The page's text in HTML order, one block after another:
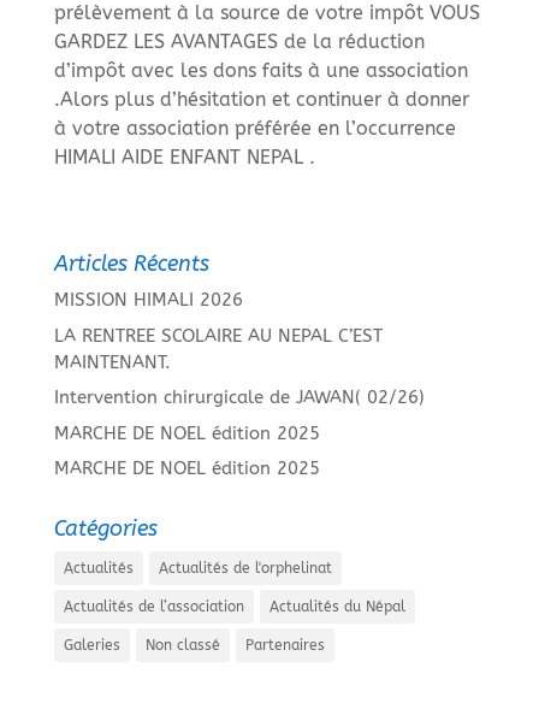
prélèvement à la source de votre impôt VOUS
GARDEZ LES AVANTAGES de la réduction
d’impôt avec les dons faits à une association
.Alors plus d’hésitation et continuer à donner
à votre association préférée en l’occurrence
HIMALI AIDE ENFANT NEPAL .
Articles Récents
MISSION HIMALI 2026
LA RENTREE SCOLAIRE AU NEPAL C’EST
MAINTENANT.
Intervention chirurgicale de JAWAN( 02/26)
MARCHE DE NOEL édition 2025
MARCHE DE NOEL édition 2025
Catégories
Actualités Actualités de l'orphelinat
Actualités de l’association Actualités du Népal
Galeries Non classé Partenaires